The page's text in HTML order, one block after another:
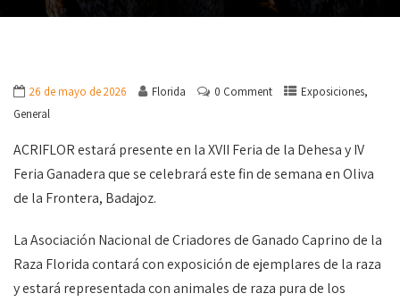
26 de mayo de 2026 Florida 0 Comment Exposiciones,
General
ACRIFLOR estará presente en la XVII Feria de la Dehesa y IV
Feria Ganadera que se celebrará este fin de semana en Oliva
de la Frontera, Badajoz.
La Asociación Nacional de Criadores de Ganado Caprino de la
Raza Florida contará con exposición de ejemplares de la raza
y estará representada con animales de raza pura de los